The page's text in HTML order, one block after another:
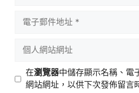
址
站
在瀏覽器中儲存顯示名稱、電
網站網址，以供下次發佈留言